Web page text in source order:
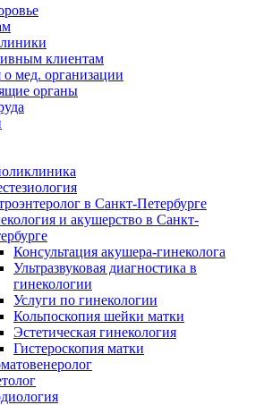
клиентам
мед. организации
органы
в Санкт-Петербурге
и акушерство в Санкт-
Консультация акушера-гинеколога
Ультразвуковая диагностика в
гинекологии
Услуги по гинекологии
Кольпоскопия шейки матки
Эстетическая гинекология
Гистероскопия матки